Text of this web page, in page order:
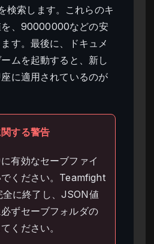
検索します。これらのキ
を、90000000などの安
す。最後に、ドキュメ
ムを起動すると、新し
に適用されているのが
する警告
有効なセーブファイ
ください。Teamfight
に終了し、JSON値
ずセーブフォルダの
ください。